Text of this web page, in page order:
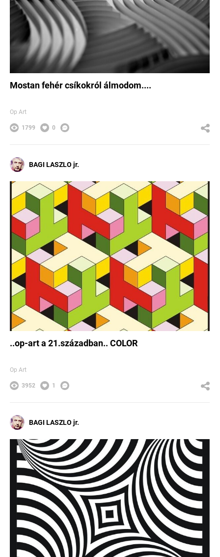
Mostan fehér csíkokról álmodom....
Op Art
1799 0
BAGI LASZLO jr.
..op-art a 21.században.. COLOR
Op Art
3952 1
BAGI LASZLO jr.